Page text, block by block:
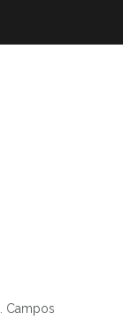
Campos